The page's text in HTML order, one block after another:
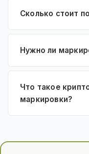
Сколько стоит
Нужно ли
Что такое
маркировки?